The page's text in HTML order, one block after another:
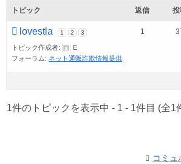
トピック 返信 投
lovestla 1 2 3
トピック作成者:
E
フォーラム: ネット通販詐欺情報提供
1
1件のトピックを表示中 - 1 - 1件目 (全1
コミュ